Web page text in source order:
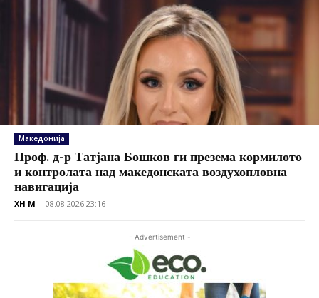
Македонија
Проф. д-р Татјана Бошков ги презема кормилото
и контролата над македонската воздухопловна
навигација
XH M - 08.08.2026 23:16
- Advertisement -